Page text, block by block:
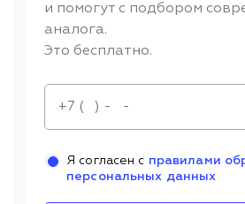
и помогут с подбором
аналога.
Это бесплатно.
Я согласен с правилами
персональных данных